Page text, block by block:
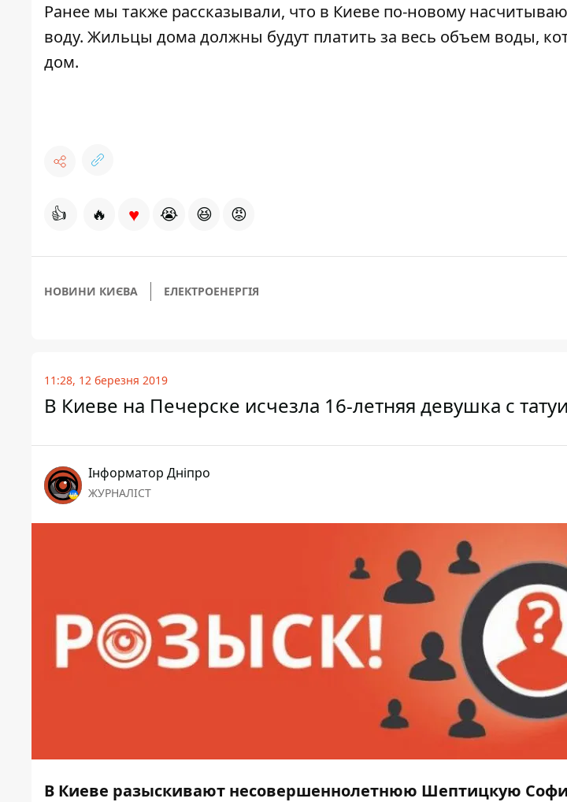
Ранее мы также рассказывали, что в Киеве по-новому
воду. Жильцы дома должны будут платить за весь объем воды,
дом.
👍 🔥 ♥ 😭 😆 😡
НОВИНИ КИЄВА ЕЛЕКТРОЕНЕРГІЯ
11:28, 12 березня 2019
В Киеве на Печерске исчезла 16-летняя девушка с
Інформатор Дніпро
ЖУРНАЛІСТ
В Киеве разыскивают несовершеннолетнюю Шептицкую